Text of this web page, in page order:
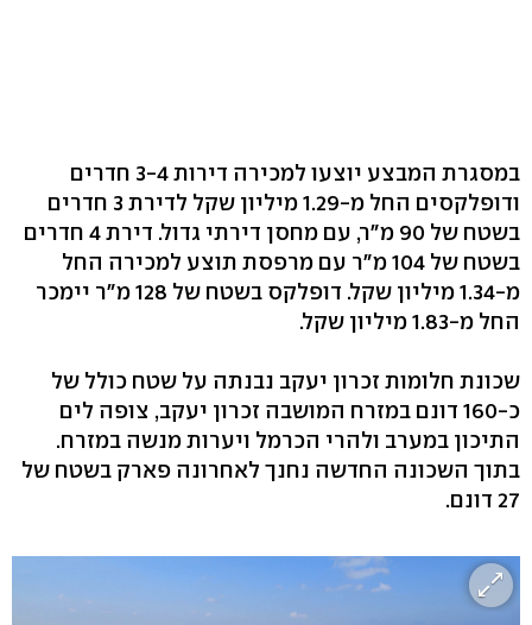
במסגרת המבצע יוצעו למכירה דירות 3-4 חדרים
ודופלקסים החל מ-1.29 מיליון שקל לדירת 3 חדרים
בשטח של 90 מ"ר, עם מחסן דירתי גדול. דירת 4 חדרים
בשטח של 104 מ"ר עם מרפסת תוצע למכירה החל
מ-1.34 מיליון שקל. דופלקס בשטח של 128 מ"ר יימכר
החל מ-1.83 מיליון שקל.
שכונת חלומות זכרון יעקב נבנתה על שטח כולל של
כ-160 דונם במזרח המושבה זכרון יעקב, צופה לים
התיכון במערב ולהרי הכרמל ויערות מנשה במזרח.
בתוך השכונה החדשה נחנך לאחרונה פארק בשטח של
27 דונם.